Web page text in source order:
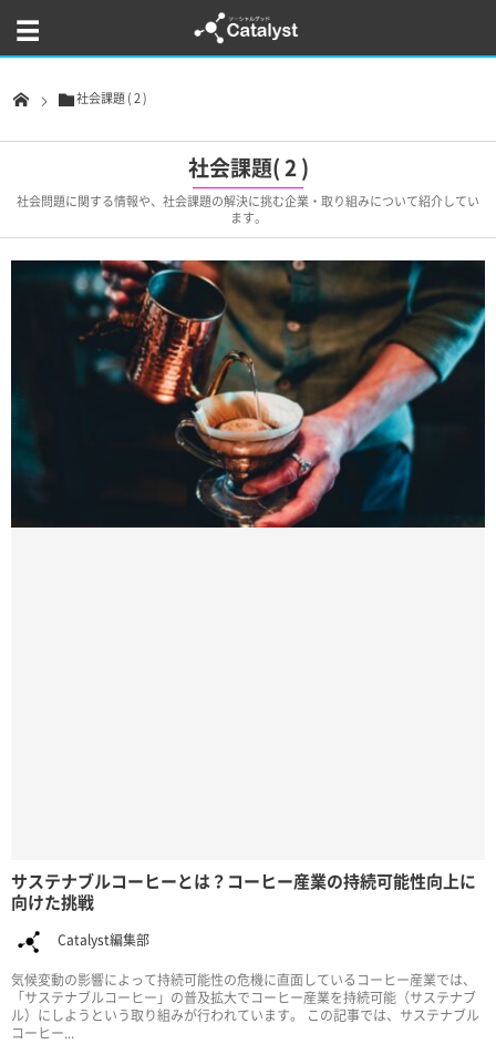
社会課題 ( 2 )
社会課題( 2 )
社会問題に関する情報や、社会課題の解決に挑む企業・取り組みについて紹介してい
ます。
サステナブルコーヒーとは？コーヒー産業の持続可能性向上に
向けた挑戦
Catalyst編集部
気候変動の影響によって持続可能性の危機に直面しているコーヒー産業では、
「サステナブルコーヒー」の普及拡大でコーヒー産業を持続可能（サステナブ
ル）にしようという取り組みが行われています。 この記事では、サステナブル
コーヒー...